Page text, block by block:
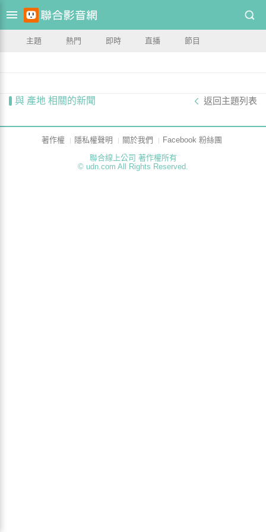
主題 熱門 即時 直播 節目
與 產地 相關的新聞 返回主題列表
著作權 隱私權聲明 關於我們
Facebook 粉絲團
聯合線上公司 著作權所有
© udn.com All Rights Reserved.